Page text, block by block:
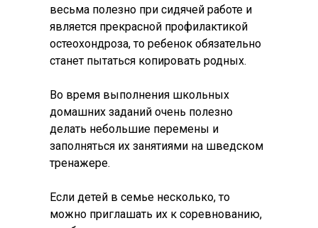
весьма полезно при сидячей работе и
является прекрасной профилактикой
остеохондроза, то ребенок обязательно
станет пытаться копировать родных.
Во время выполнения школьных
домашних заданий очень полезно
делать небольшие перемены и
заполняться их занятиями на шведском
тренажере.
Если детей в семье несколько, то
можно приглашать их к соревнованию,